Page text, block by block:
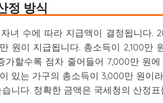
정 방식
녀 수에 따라 지급액이 결정됩니다.
원이 지급됩니다. 총소득이 2,100만
가할수록 점차 줄어들어 7,000만 원
있는 가구의 총소득이 3,000만 원이
니다. 정확한 금액은 국세청의 산정